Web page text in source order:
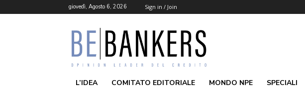
giovedì, Agosto 6, 2026 Sign in / Join
L’IDEA COMITATO EDITORIALE MONDO NPE SPECIALI